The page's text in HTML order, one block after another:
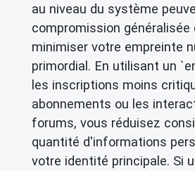
au niveau du système
compromission généralisée
minimiser votre empreinte
primordial. En utilisant un
les inscriptions moins
abonnements ou les
forums, vous réduisez
quantité d'informations
votre identité principale. Si